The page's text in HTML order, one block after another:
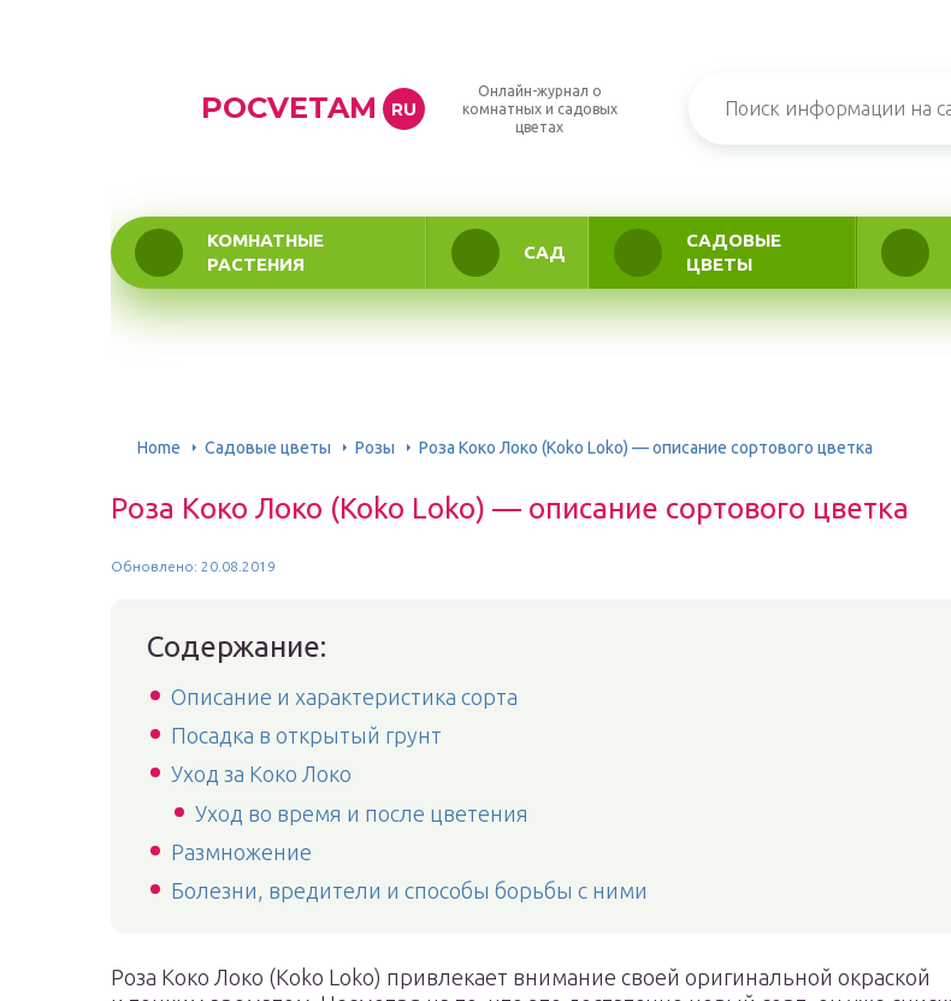
POCVETAM RU
Онлайн-журнал о
комнатных и садовых
цветах
КОМНАТНЫЕ
РАСТЕНИЯ
САД
САДОВЫЕ
ЦВЕТЫ
Home Садовые цветы Розы Роза Коко Локо (Koko Loko) — описание сортового цветка
Роза Коко Локо (Koko Loko) — описание сортового цветка
Обновлено: 20.08.2019
Содержание:
Описание и характеристика сорта
Посадка в открытый грунт
Уход за Коко Локо
Уход во время и после цветения
Размножение
Болезни, вредители и способы борьбы с ними
Роза Коко Локо (Koko Loko) привлекает внимание своей оригинальной окраской